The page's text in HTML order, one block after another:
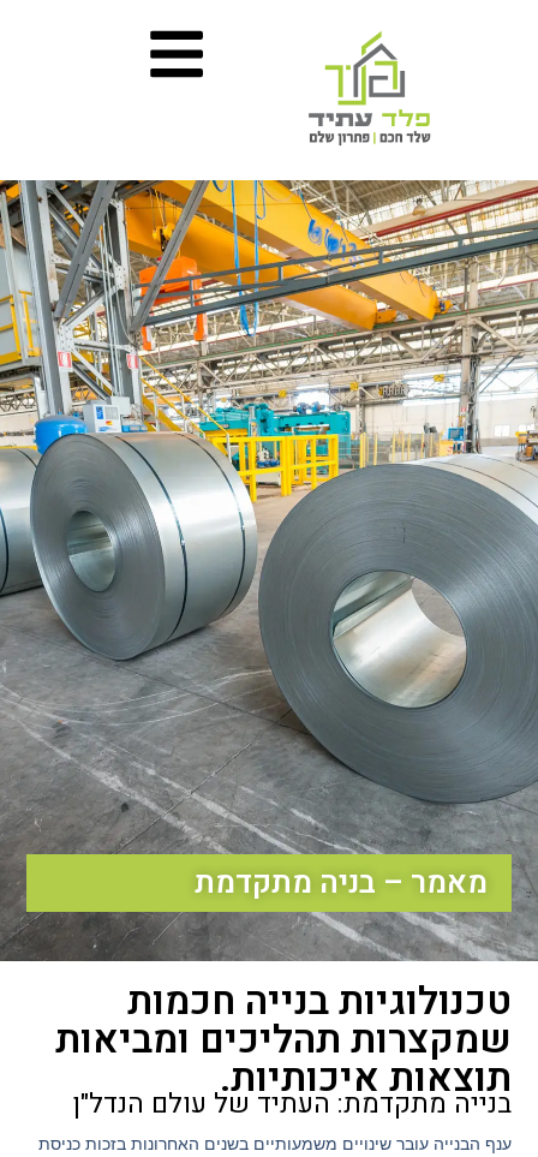
מאמר – בניה מתקדמת
טכנולוגיות בנייה חכמות
שמקצרות תהליכים ומביאות
תוצאות איכותיות.
בנייה מתקדמת: העתיד של עולם הנדל"ן
ענף הבנייה עובר שינויים משמעותיים בשנים האחרונות בזכות כניסת